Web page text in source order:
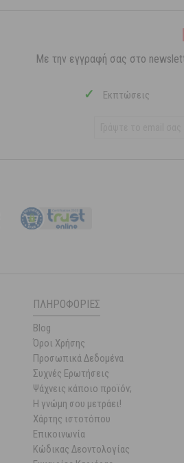
Με την εγγραφή σας στο
✓ Εκπτώσεις
ΠΛΗΡΟΦΟΡΊΕΣ
Blog
Όροι Χρήσης
Προσωπικά Δεδομένα
Συχνές Ερωτήσεις
Ψάχνεις κάποιο προϊόν;
Η γνώμη σου μετράει!
Χάρτης ιστοτόπου
Επικοινωνία
Κώδικας Δεοντολογίας